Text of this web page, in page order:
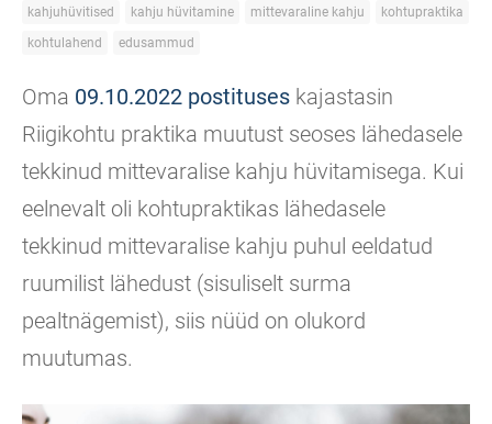
kahjuhüvitised
kahju hüvitamine mittevaraline kahju
kohtupraktika
kohtulahend
edusammud
Oma 09.10.2022 postituses kajastasin
Riigikohtu praktika muutust seoses lähedasele
tekkinud mittevaralise kahju hüvitamisega. Kui
eelnevalt oli kohtupraktikas lähedasele
tekkinud mittevaralise kahju puhul eeldatud
ruumilist lähedust (sisuliselt surma
pealtnägemist), siis nüüd on olukord
muutumas.